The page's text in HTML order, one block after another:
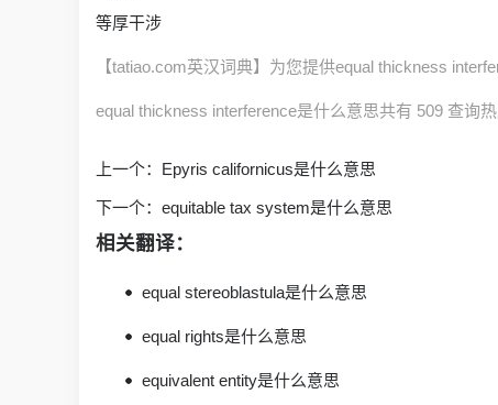
等厚干涉
【tatiao.com英汉词典】为您提供equal thickness
equal thickness interference是什么意思共有 509 查询热
上一个： Epyris californicus是什么意思
下一个： equitable tax system是什么意思
相关翻译：
equal stereoblastula是什么意思
equal rights是什么意思
equivalent entity是什么意思